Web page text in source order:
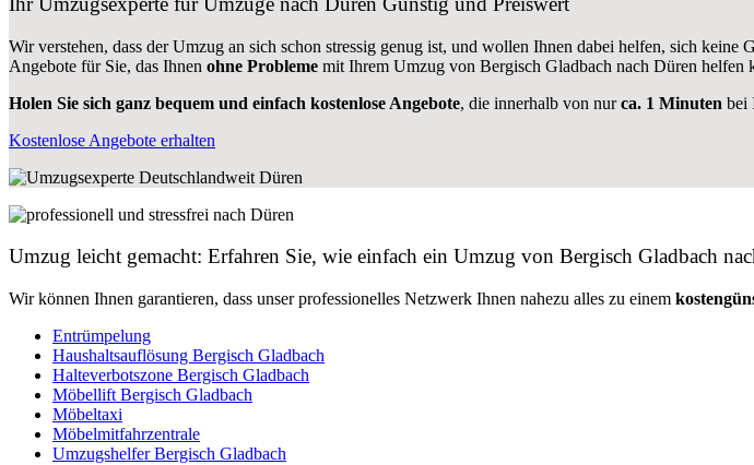
Wir verstehen, dass der Umzug an sich schon stressig genug ist, und wollen Ihnen dabei helfen, sich
Angebote für Sie, das Ihnen ohne Probleme mit Ihrem Umzug von Bergisch Gladbach nach Düren helfen
Holen Sie sich ganz bequem und einfach kostenlose Angebote, die innerhalb von nurca. 1 Minuten bei
Kostenlose Angebote erhalten
Umzug leicht gemacht: Erfahren Sie, wie einfach ein Umzug von Bergisch Gladbach
Wir können Ihnen garantieren, dass unser professionelles Netzwerk Ihnen nahezu alles zu einem
Entrümpelung
Haushaltsauflösung Bergisch Gladbach
Halteverbotszone Bergisch Gladbach
Möbellift Bergisch Gladbach
Möbeltaxi
Möbelmitfahrzentrale
Umzugshelfer Bergisch Gladbach